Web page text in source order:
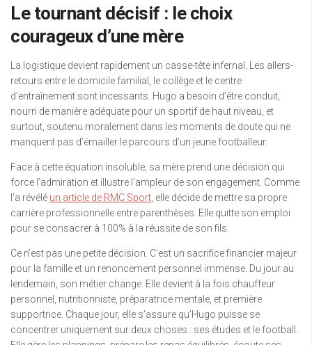
Le tournant décisif : le choix
courageux d’une mère
La logistique devient rapidement un casse-tête infernal. Les allers-
retours entre le domicile familial, le collège et le centre
d’entraînement sont incessants. Hugo a besoin d’être conduit,
nourri de manière adéquate pour un sportif de haut niveau, et
surtout, soutenu moralement dans les moments de doute qui ne
manquent pas d’émailler le parcours d’un jeune footballeur.
Face à cette équation insoluble, sa mère prend une décision qui
force l’admiration et illustre l’ampleur de son engagement. Comme
l’a révélé un article de RMC Sport , elle décide de mettre sa propre
carrière professionnelle entre parenthèses. Elle quitte son emploi
pour se consacrer à 100% à la réussite de son fils.
Ce n’est pas une petite décision. C’est un sacrifice financier majeur
pour la famille et un renoncement personnel immense. Du jour au
lendemain, son métier change. Elle devient à la fois chauffeur
personnel, nutritionniste, préparatrice mentale, et première
supportrice. Chaque jour, elle s’assure qu’Hugo puisse se
concentrer uniquement sur deux choses : ses études et le football.